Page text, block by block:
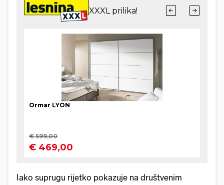
Iako suprugu rijetko pokazuje na društvenim